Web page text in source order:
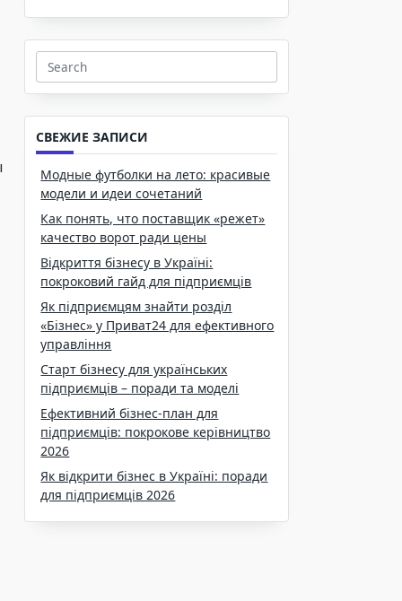
Search
for:
СВЕЖИЕ ЗАПИСИ
Модные футболки на лето: красивые
модели и идеи сочетаний
Как понять, что поставщик «режет»
качество ворот ради цены
Відкриття бізнесу в Україні:
покроковий гайд для підприємців
Як підприємцям знайти розділ
«Бізнес» у Приват24 для ефективного
управління
Старт бізнесу для українських
підприємців – поради та моделі
Ефективний бізнес-план для
підприємців: покрокове керівництво
2026
Як відкрити бізнес в Україні: поради
для підприємців 2026